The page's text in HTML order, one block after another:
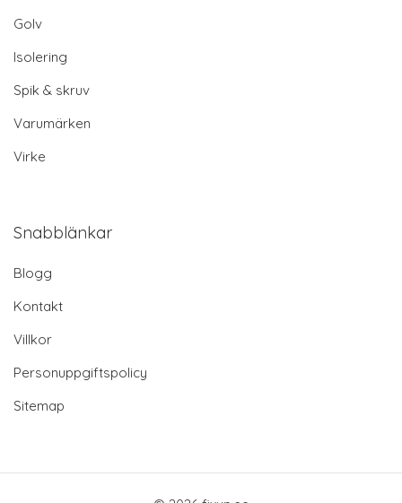
Golv
Isolering
Spik & skruv
Varumärken
Virke
Snabblänkar
Blogg
Kontakt
Villkor
Personuppgiftspolicy
Sitemap